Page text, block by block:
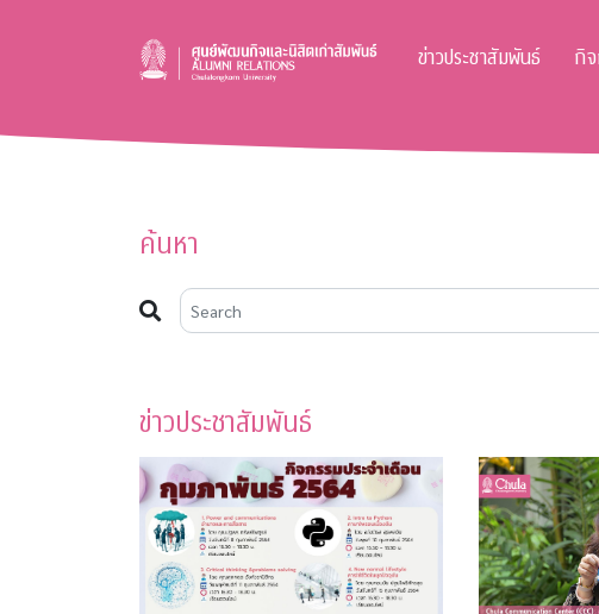
ข่าวประชาสัมพันธ์ กิ
ค้นหา
ข่าวประชาสัมพันธ์